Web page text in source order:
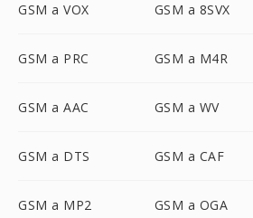
GSM a VOX GSM a 8SVX
GSM a PRC GSM a M4R
GSM a AAC GSM a WV
GSM a DTS GSM a CAF
GSM a MP2 GSM a OGA